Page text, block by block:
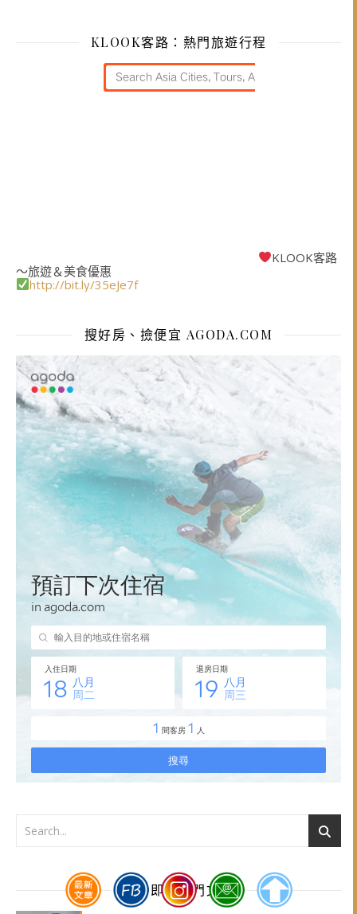
KLOOK客路：熱門旅遊行程
KLOOK客路
～旅遊＆美食優惠
http://bit.ly/35eJe7f
搜好房、撿便宜 AGODA.COM
GA4即時熱門文章